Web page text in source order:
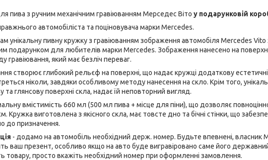
пива з ручним механічним гравіюванням Мерседес Віто у подарунковій
автомобіліста та поціновувача марки Mercedes.
унікальну пивну кружку з гравіюванням зображення автомобіля Mercedes
подарунком для любителів марки Mercedes. Зображення нанесено на
гравіювання, який має безліч переваг.
створює глибокий рельєф на поверхні, що надає кружці додаткову
ніколи, завдяки особливому методу нанесення на скло. Крім того,
глянсову поверхні скла, надає їй неповторний вигляд.
вмістимість 660 мл (500 мл пива + місце для піни), що дозволяє
Кружка виготовлена з якісного скла, має товсте дно та бічні стінки, що
до призначення.
- додамо на автомобіль необхідний держ. номер. Будьте впевнені, власник
ваш презент, особливо якщо на авто буде вигравіровано саме його
товару, просто вкажіть необхідний номер при оформленні замовлення.